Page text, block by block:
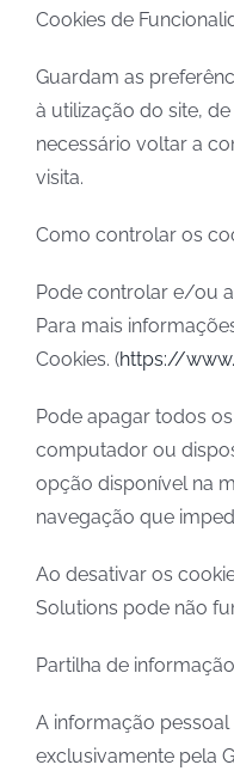
Cookies de
Guardam as
à utilização do site,
necessário voltar a
visita.
Como controlar os
Pode controlar e/ou
Para mais
Cookies. (https://
Pode apagar todos
computador ou
opção disponível na
navegação que
Ao desativar os
Solutions pode não
Partilha de
A informação
exclusivamente pela